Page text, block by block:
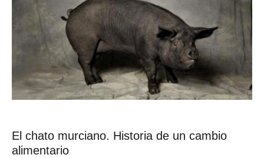
El chato murciano. Historia de un cambio
alimentario